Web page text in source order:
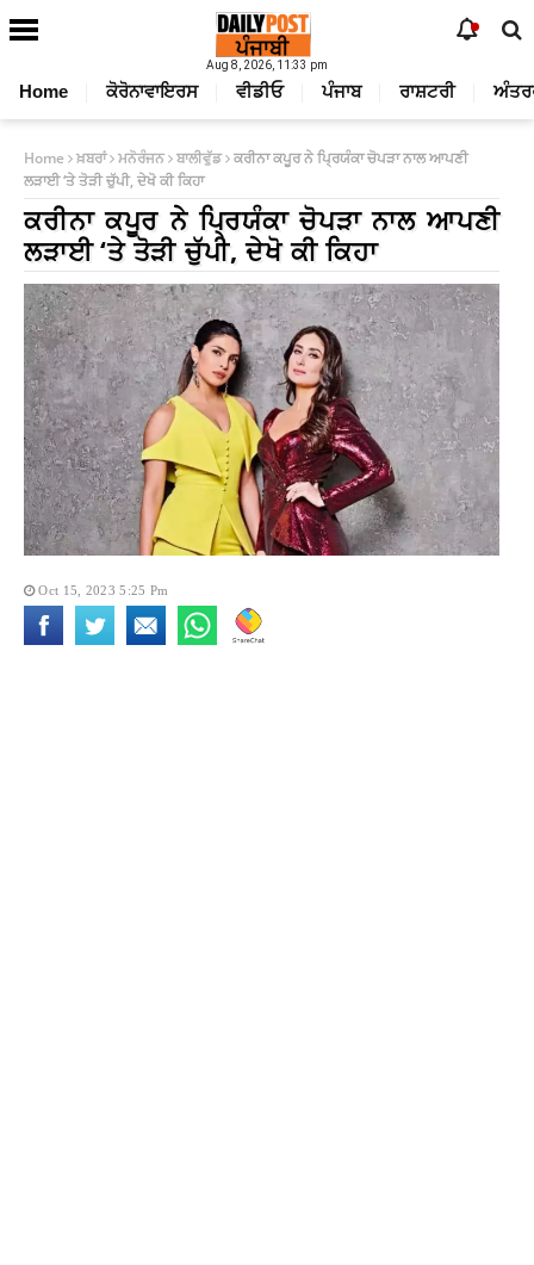
Aug 8, 2026, 11:33 pm
Home ਕੋਰੋਨਾਵਾਇਰਸ ਵੀਡੀਓ ਪੰਜਾਬ ਰਾਸ਼ਟਰੀ
Home ਖ਼ਬਰਾਂ ਮਨੋਰੰਜਨ ਬਾਲੀਵੁੱਡ ਕਰੀਨਾ ਕਪੂਰ ਨੇ ਪ੍ਰਿਯੰਕਾ ਚੋਪੜਾ ਨਾਲ ਆਪਣੀ
ਲੜਾਈ ‘ਤੇ ਤੋੜੀ ਚੁੱਪੀ, ਦੇਖੋ ਕੀ ਕਿਹਾ
ਕਰੀਨਾ ਕਪੂਰ ਨੇ ਪ੍ਰਿਯੰਕਾ ਚੋਪੜਾ ਨਾਲ ਆਪਣੀ
ਲੜਾਈ ‘ਤੇ ਤੋੜੀ ਚੁੱਪੀ, ਦੇਖੋ ਕੀ ਕਿਹਾ
Oct 15, 2023 5:25 Pm